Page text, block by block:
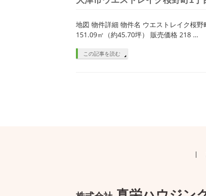
地図 物件詳細 物件名 ウエストレイク桜
151.09㎡（約45.70坪） 販売価格 218 …
この記事を読む